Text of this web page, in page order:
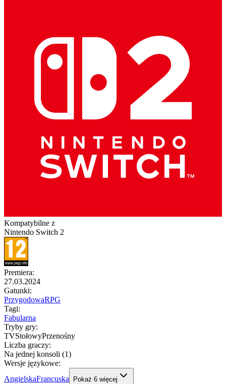
Kompatybilne z
Nintendo Switch 2
Premiera:
27.03.2024
Gatunki:
PrzygodowaRPG
Tagi:
Fabularna
Tryby gry:
TVStołowyPrzenośny
Liczba graczy:
Na jednej konsoli (1)
Wersje językowe:
AngielskaFrancuska Pokaż 6 więcej